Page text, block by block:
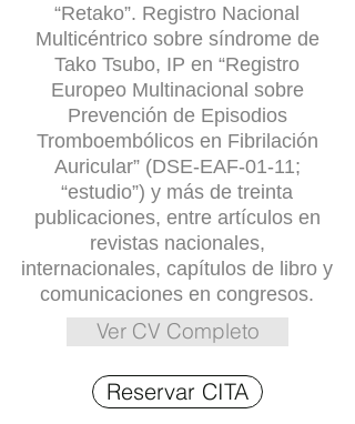
“Retako”. Registro Nacional
Multicéntrico sobre síndrome de
Tako Tsubo, IP en “Registro
Europeo Multinacional sobre
Prevención de Episodios
Tromboembólicos en Fibrilación
Auricular” (DSE-EAF-01-11;
“estudio”) y más de treinta
publicaciones, entre artículos en
revistas nacionales,
internacionales, capítulos de libro y
comunicaciones en congresos.
Ver CV Completo
Reservar CITA